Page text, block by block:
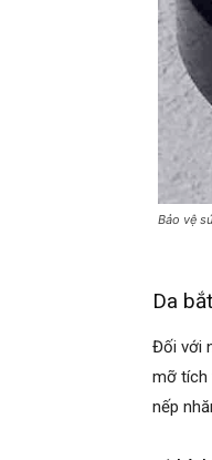
Bảo vệ
Da
Đối với
mỡ tích
nếp